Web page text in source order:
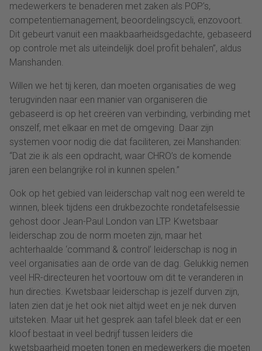
medewerkers te benaderen met zaken als POP’s,
competentiemanagement, beoordelingscycli, enzovoort.
Dit gebeurt vanuit een maakbaarheidsgedachte, gebaseerd
op controle met als uiteindelijk doel profit behalen”, aldus
Manshanden.
Willen we het tij keren, dan moeten organisaties de weg
terugvinden naar een manier van organiseren die
gebaseerd is op het creëren van verbinding, verbinding met
onszelf, met elkaar en met de omgeving. Daar zijn
systemen voor nodig die dat faciliteren, zei Manshanden:
“Dat zie ik als een opdracht, waar CHRO’s de komende
jaren een belangrijke rol in kunnen spelen.”
Ook op het gebied van leiderschap valt nog een wereld te
winnen, bleek tijdens een drukbezochte rondetafelsessie
gehost door Jean-Paul London van LTP. Kwetsbaar
leiderschap zou de norm moeten zijn, maar het
achterhaalde ‘command & control’ leiderschap is nog in
veel organisaties aan de orde van de dag. Gelukkig nemen
veel HR-directeuren het voortouw om dit te veranderen in
hun directies. Kwetsbaar leiderschap is jezelf durven zijn,
laten zien dat je het ook niet altijd weet en je nek durven
uitsteken. Maar uit het gesprek aan tafel bleek dat er een
kloof bestaat in veel bedrijf tussen leiders die
kwetsbaarheid moeten tonen en medewerkers die moeten